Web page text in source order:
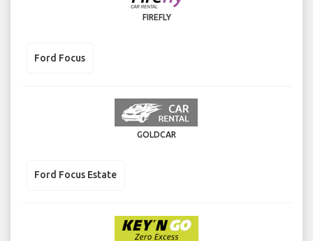
FIREFLY
Ford Focus
GOLDCAR
Ford Focus Estate